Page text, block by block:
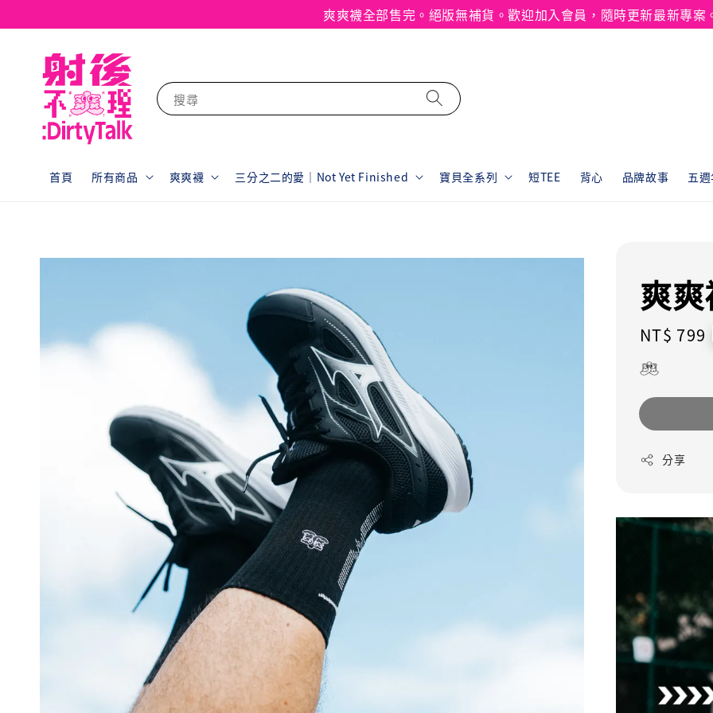
爽爽襪全部售完。絕版無補貨。歡迎加入會員，隨時更新最新專案
搜尋
首頁 所有商品 爽爽襪 三分之二的愛｜Not Yet Finished 寶貝全系列 短TEE 背心 品牌故事 五
爽
Regular
price
NT$ 799
分享